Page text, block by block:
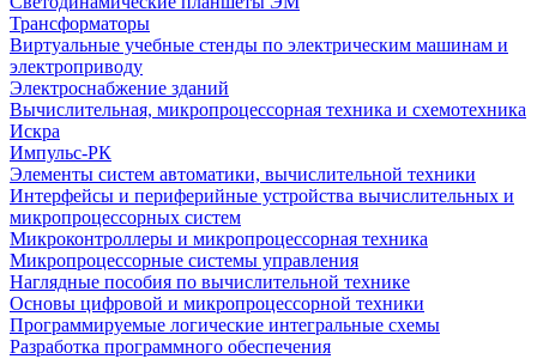
Трансформаторы
Виртуальные учебные стенды по электрическим машинам и
электроприводу
Электроснабжение зданий
Вычислительная, микропроцессорная техника и схемотехника
Искра
Импульс-РК
Элементы систем автоматики, вычислительной техники
Интерфейсы и периферийные устройства вычислительных и
микропроцессорных систем
Микроконтроллеры и микропроцессорная техника
Микропроцессорные системы управления
Наглядные пособия по вычислительной технике
Основы цифровой и микропроцессорной техники
Программируемые логические интегральные схемы
Разработка программного обеспечения